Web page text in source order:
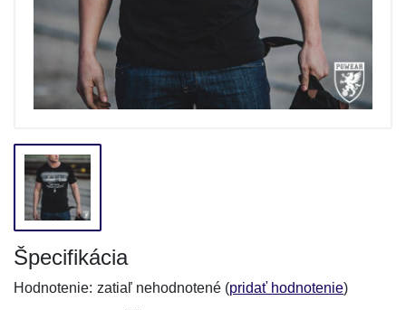
Špecifikácia
Hodnotenie: zatiaľ nehodnotené (pridať hodnotenie)